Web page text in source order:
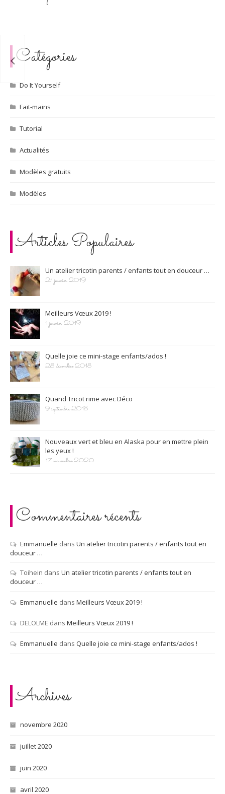
Catégories
Do It Yourself
Fait-mains
Tutorial
Actualités
Modèles gratuits
Modèles
Articles Populaires
Un atelier tricotin parents / enfants tout en douceur …
21 janvier 2019
Meilleurs Vœux 2019 !
1 janvier 2019
Quelle joie ce mini-stage enfants/ados !
28 décembre 2018
Quand Tricot rime avec Déco
9 septembre 2018
Nouveaux vert et bleu en Alaska pour en mettre plein
les yeux !
17 novembre 2020
Commentaires récents
Emmanuelle dans Un atelier tricotin parents / enfants tout en
douceur …
Toihein dans Un atelier tricotin parents / enfants tout en
douceur …
Emmanuelle dans Meilleurs Vœux 2019 !
DELOLME dans Meilleurs Vœux 2019 !
Emmanuelle dans Quelle joie ce mini-stage enfants/ados !
Archives
novembre 2020
juillet 2020
juin 2020
avril 2020